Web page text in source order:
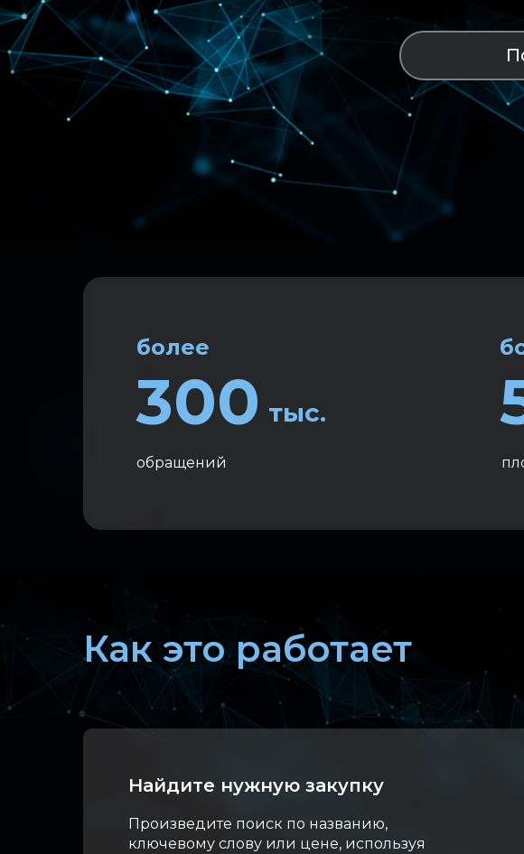
тыс.
300
более
обращений
Как это работает
Произведите поиск по названию,
ключевому слову или цене, используя
Найдите нужную закупку